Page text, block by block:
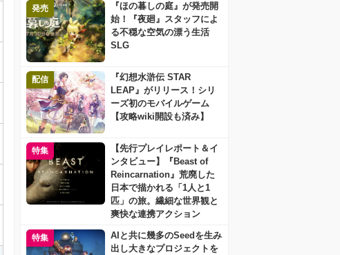
発売
『ほの暮しの庭』が発売開
始！『夜廻』スタッフによ
る不穏な空気の漂う生活
SLG
配信
『幻想水滸伝 STAR
LEAP』がリリース！シリ
ーズ初のモバイルゲーム
【攻略wiki開設も済み】
特集
【先行プレイレポート＆イ
ンタビュー】『Beast of
Reincarnation』荒廃した
日本で描かれる「1人と1
匹」の旅。繊細な世界観と
爽快な連携アクション
特集
AIと共に幾多のSeedを生み
出し大きなプロジェクトを